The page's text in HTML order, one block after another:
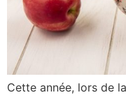
Cette année, lors de